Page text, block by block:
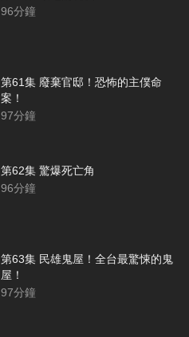
96分鐘
第61集 廢棄官邸！恐怖的主僕命
案！
97分鐘
第62集 驚爆死亡角
96分鐘
第63集 民雄鬼屋！全台最驚悚的鬼
屋！
97分鐘